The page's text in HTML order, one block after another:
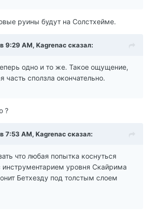
руины будут на Солстхейме.
9:29 AM, Kagrenac сказал:
одно и то же. Такое ощущение,
часть сползла окончательно.
?
7:53 AM, Kagrenac сказал:
что любая попытка коснуться
уровня Скайрима
Бетхезду под толстым слоем